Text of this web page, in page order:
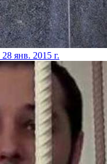
28 янв. 2015 г.